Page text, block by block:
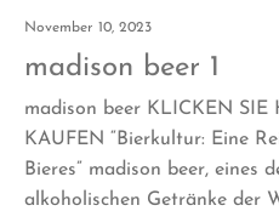
November 10, 2023
madison beer 1
madison beer KLICKEN SIE
KAUFEN “Bierkultur: Eine
Bieres” madison beer, eines
alkoholischen Getränke der